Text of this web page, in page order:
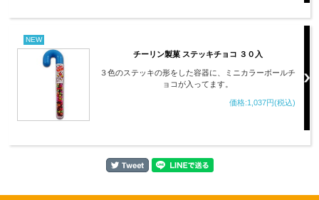
NEW
チーリン製菓 ステッキチョコ ３０入
３色のステッキの形をした容器に、ミニカラーボールチ
ョコが入ってます。
価格:1,037円(税込)